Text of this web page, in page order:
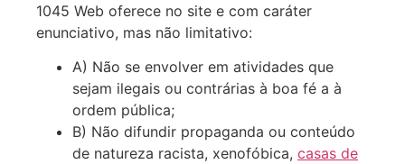
1045 Web oferece no site e com caráter
enunciativo, mas não limitativo:
A) Não se envolver em atividades que
sejam ilegais ou contrárias à boa fé a à
ordem pública;
B) Não difundir propaganda ou conteúdo
de natureza racista, xenofóbica, casas de